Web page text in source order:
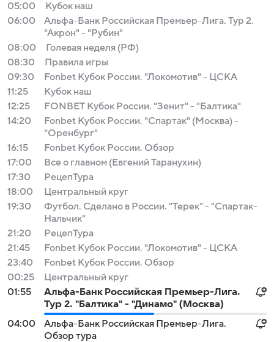
05:00
Кубок наш
06:00
Альфа-Банк Российская Премьер-Лига. Тур 2.
"Акрон" - "Рубин"
08:00
Голевая неделя (РФ)
08:30
Правила игры
09:30
Fonbet Кубок России. "Локомотив" - ЦСКА
11:25
Кубок наш
12:25
FONBET Кубок России. "Зенит" - "Балтика"
14:20
Fonbet Кубок России. "Спартак" (Москва) -
"Оренбург"
16:15
Fonbet Кубок России. Обзор
17:00
Все о главном (Евгений Таранухин)
17:30
РецепТура
18:00
Центральный круг
19:30
Футбол. Сделано в России. "Терек" - "Спартак-
Нальчик"
21:20
РецепТура
21:45
Fonbet Кубок России. "Локомотив" - ЦСКА
23:40
Fonbet Кубок России. Обзор
00:25
Центральный круг
01:55
Альфа-Банк Российская Премьер-Лига.
Тур 2. "Балтика" - "Динамо" (Москва)
04:00
Альфа-Банк Российская Премьер-Лига.
Обзор тура